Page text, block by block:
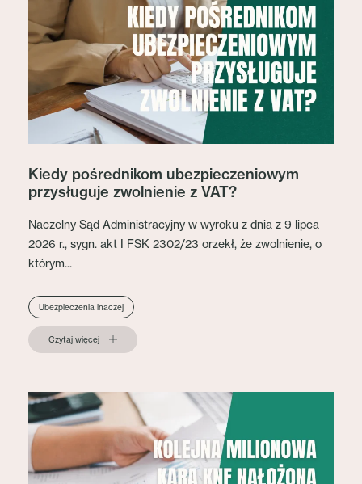
Kiedy pośrednikom ubezpieczeniowym
przysługuje zwolnienie z VAT?
Naczelny Sąd Administracyjny w wyroku z dnia z 9 lipca
2026 r., sygn. akt I FSK 2302/23 orzekł, że zwolnienie, o
którym...
Ubezpieczenia inaczej
Czytaj więcej